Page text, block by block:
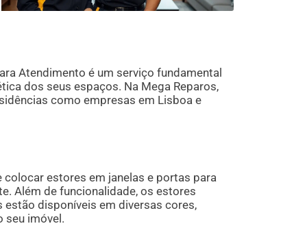
Atendimento é um serviço fundamental
dos seus espaços. Na Mega Reparos,
como empresas em Lisboa e
estores em janelas e portas para
Além de funcionalidade, os estores
disponíveis em diversas cores,
seu imóvel.